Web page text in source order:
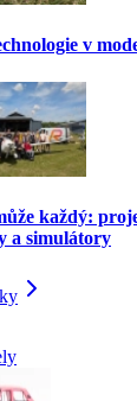
v
každý:
a simulátory